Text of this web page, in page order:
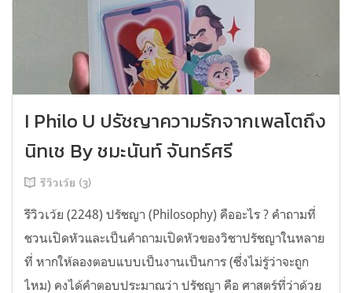
I Philo U ปรัชญาความรักจากเพลโตถึง
นิทเช By ชมะนันท์ จันทร์ศรี
รีวิวเว้ย (3)
รีวิวเว้ย (2248) ปรัชญา (Philosophy) คืออะไร ? คำถามที่
ชวนเปิดหัวและเป็นคำถามเปิดหัวของวิชาปรัชญาในหลาย
ที่ หากให้ลองตอบแบบเป็นงานเป็นการ (ซึ่งไม่รู้ว่าจะถูก
ไหม) คงได้คำตอบประมาณว่า ปรัชญา คือ ศาสตร์ที่ว่าด้วย